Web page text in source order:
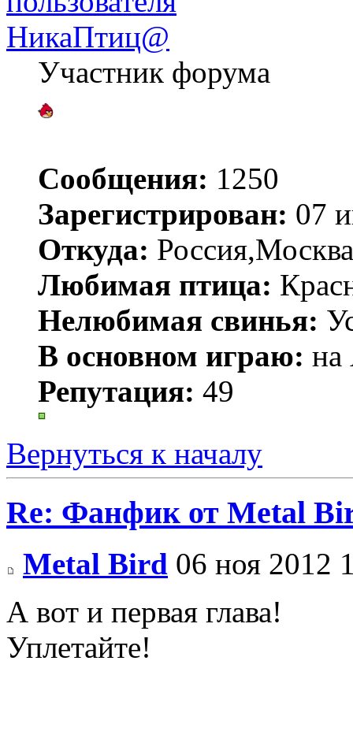
НикаПтиц@
Участник форума
Сообщения: 1250
Зарегистрирован: 07
Откуда:
Любимая птица:
Нелюбимая свинья:
В основном играю: на
Репутация: 49
Вернуться к началу
Re: Фанфик от Metal
Metal Bird 06 ноя 2012
А вот и первая глава!
Уплетайте!